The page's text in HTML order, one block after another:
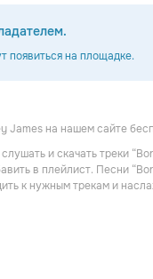
появиться на площадке.
Michael Lington
Поп
James на нашем сайте
и скачать треки
в плейлист. Песни
к нужным трекам и